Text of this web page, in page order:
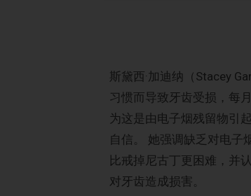
斯黛西·加迪纳（Stacey
习惯而导致牙齿受损，每
为这是由电子烟残留物引
自信。 她强调缺乏对电子
比戒掉尼古丁更困难，并
对牙齿造成损害。